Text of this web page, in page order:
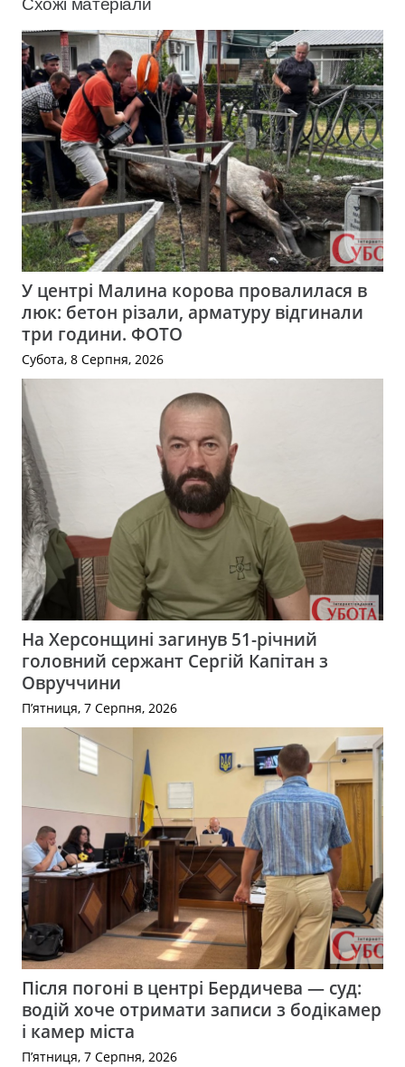
Схожі матеріали
У центрі Малина корова провалилася в
люк: бетон різали, арматуру відгинали
три години. ФОТО
Субота, 8 Серпня, 2026
На Херсонщині загинув 51-річний
головний сержант Сергій Капітан з
Овруччини
П’ятниця, 7 Серпня, 2026
Після погоні в центрі Бердичева — суд:
водій хоче отримати записи з бодікамер
і камер міста
П’ятниця, 7 Серпня, 2026